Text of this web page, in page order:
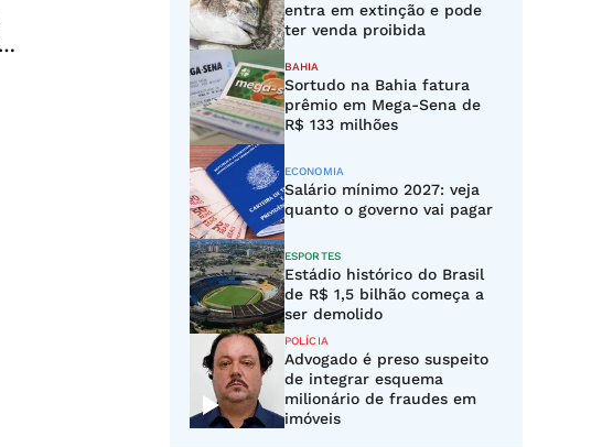
entra em extinção e pode
ter venda proibida
BAHIA
Sortudo na Bahia fatura
prêmio em Mega-Sena de
R$ 133 milhões
ECONOMIA
Salário mínimo 2027: veja
quanto o governo vai pagar
ESPORTES
Estádio histórico do Brasil
de R$ 1,5 bilhão começa a
ser demolido
POLÍCIA
Advogado é preso suspeito
de integrar esquema
milionário de fraudes em
imóveis